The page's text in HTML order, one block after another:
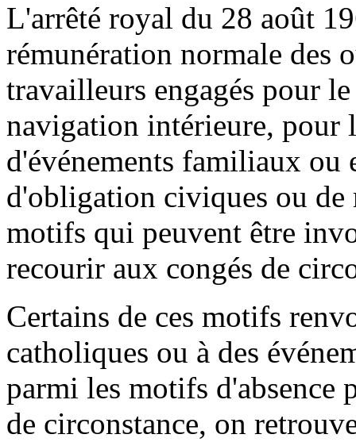
L'arrêté royal du 28 août
rémunération normale des
travailleurs engagés pour
navigation intérieure, pour
d'événements familiaux ou
d'obligation civiques ou
motifs qui peuvent être
recourir aux congés de
Certains de ces motifs
catholiques ou à des
parmi les motifs d'absence
de circonstance, on